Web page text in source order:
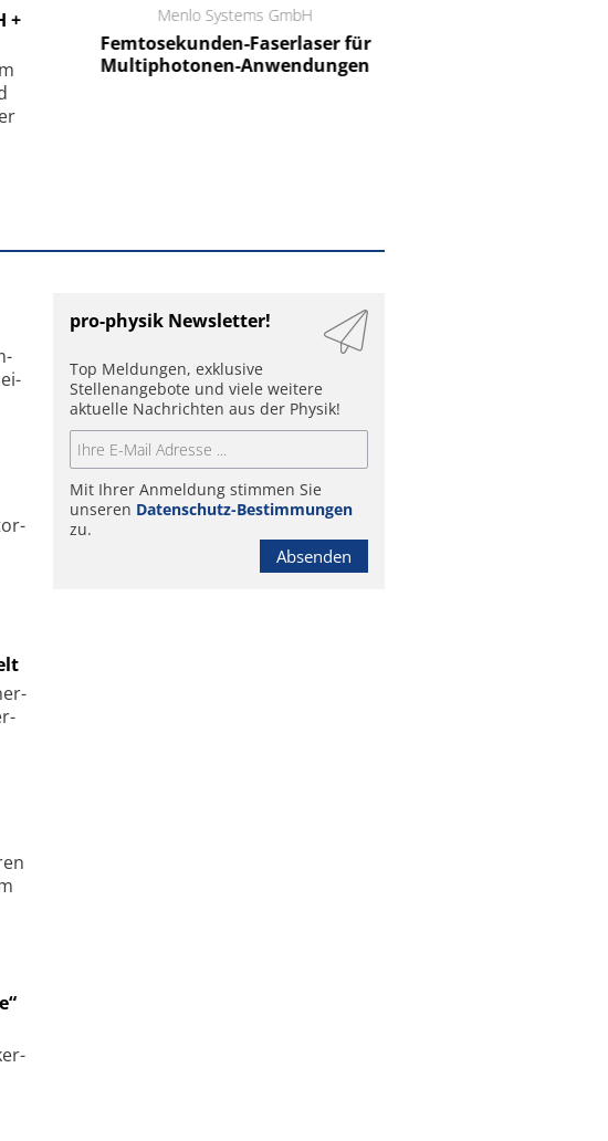
+
Menlo Systems GmbH
Femtosekunden-Faserlaser für
Multiphotonen-Anwendungen
ei­
pro-physik Newsletter!
Top Meldungen, exklusive
Stellenangebote und viele weitere
aktuelle Nachrichten aus der Physik!
Mit Ihrer Anmeldung stimmen Sie
unseren Datenschutz-Bestimmungen
zu.
Absenden